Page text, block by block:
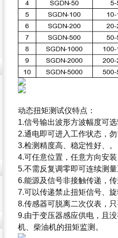
动态扭矩测试仪特点：
1.信号输出波形方波幅度可
2.通电即可进入工作状态，
3.检测精度高、稳定性好、。
4.可任意位置，任意方向安
5.不需反复调零即可连续测
6.能源及信号非接触传递，
7.可以传递禁止扭矩信号、
8.传感器可脱离二次仪表，
9.由于变压器感应供电，且
机、柴油机的扭矩监测。